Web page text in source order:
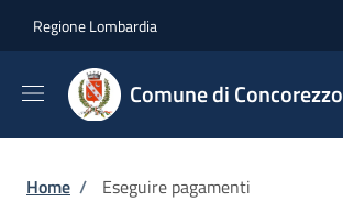
Regione Lombardia
Comune di Concorezzo
Briciole di pane
Home / Eseguire pagamenti